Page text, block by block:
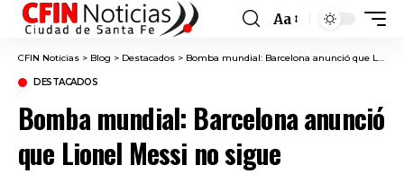
Font
Resizer
Aa
CFIN Noticias > Blog > Destacados > Bomba mundial: Barcelona anunció que Lionel Messi no sigue
DESTACADOS
Bomba mundial: Barcelona anunció
que Lionel Messi no sigue